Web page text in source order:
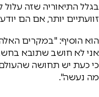
בגלל התיאוריה שזה
זוועתיים יותר, אם הם
הוא הוסיף: "במקרים
אני לא חושב שתובא
כי כעת יש תחושה
מה נעשה".